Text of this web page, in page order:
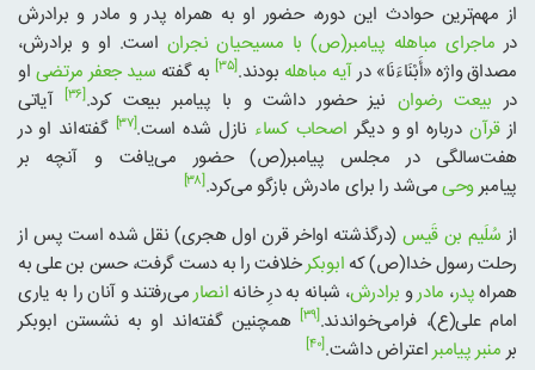
از مهم‌ترین حوادث این دوره، حضور او به همراه پدر و مادر و برادرش
در ماجرای مباهله پیامبر(ص) با مسیحیان نجران است. او و برادرش،
مصداق واژه «أَبْنَاءَنَا» درآیه مباهله بودند.[۳۵] به گفته سید جعفر مرتضی او
در بیعت رضوان نیز حضور داشت و با پیامبر بیعت کرد.[۳۶]
آیاتی
ازقرآن درباره او و دیگر اصحاب کساء نازل شده است.[۳۷]
گفته‌اند او در
هفت‌سالگی در مجلس پیامبر(ص) حضور می‌یافت و آنچه بر
پیامبروحیمی‌شد را برای مادرش بازگو می‌کرد.[۳۸]
از سُلَیم بن قَیس (درگذشته اواخر قرن اول هجری) نقل شده است پس از
رحلت رسول خدا(ص) که ابوبکرخلافت را به دست گرفت، حسن بن علی به
همراهپدر، مادرو برادرش، شبانه به درِ خانه انصارمی‌رفتند و آنان را به یاری
امام علی(ع)، فرامی‌خواندند.[۳۹]
همچنین گفته‌اند او به نشستن ابوبکر
بر منبر پیامبراعتراض داشت.[۴۰]